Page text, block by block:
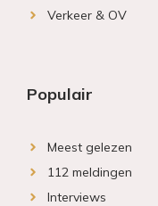
Verkeer & OV
Populair
Meest gelezen
112 meldingen
Interviews